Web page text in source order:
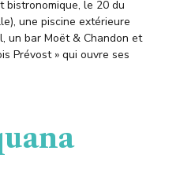
bistronomique, le 20 du
une piscine extérieure
un bar Moët & Chandon et
Prévost » qui ouvre ses